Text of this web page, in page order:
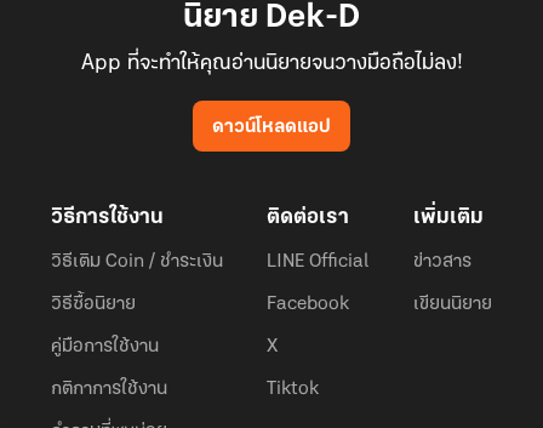
นิยาย Dek-D
App ที่จะทำให้คุณอ่านนิยายจนวางมือถือไม่ลง!
ดาวน์โหลดแอป
วิธีการใช้งาน
วิธีเติม Coin / ชำระเงิน
วิธีซื้อนิยาย
คู่มือการใช้งาน
กติกาการใช้งาน
ติดต่อเรา
LINE Official
Facebook
X
Tiktok
เพิ่มเติม
ข่าวสาร
เขียนนิยาย